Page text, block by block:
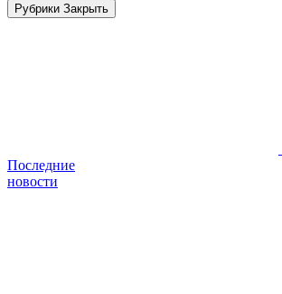
Рубрики Закрыть
Последние
новости